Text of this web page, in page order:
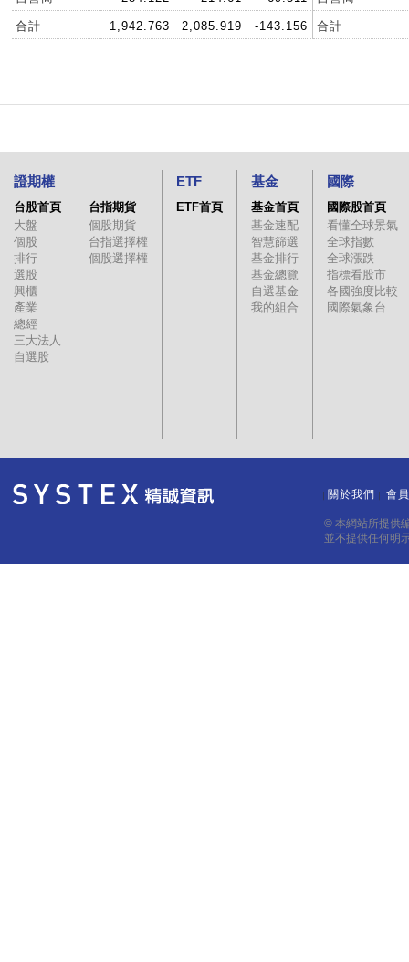
合計 1,942.763 2,085.919 -143.156 合計
證期權
台股首頁
大盤
個股
排行
選股
興櫃
產業
總經
三大法人
自選股
台指期貨
個股期貨
台指選擇權
個股選擇權
ETF
ETF首頁
基金
基金首頁
基金速配
智慧篩選
基金排行
基金總覽
自選基金
我的組合
國際
國際股首頁
看懂全球景氣
全球指數
全球漲跌
指標看股市
各國強度比較
國際氣象台
關於我們 會
© 本網站所提供
並不提供任何明